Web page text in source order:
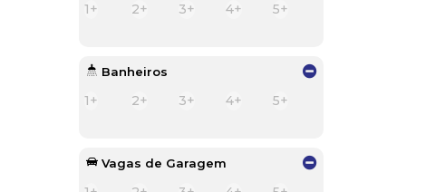
1+ 2+ 3+ 4+ 5+
Banheiros
1+ 2+ 3+ 4+ 5+
Vagas de Garagem